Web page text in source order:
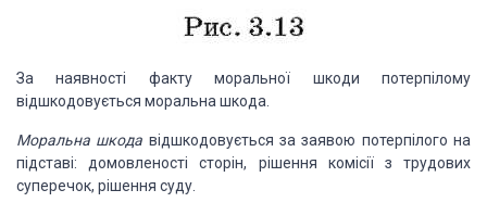
За наявності факту моральної шкоди потерпілому
відшкодовується моральна шкода.
Моральна шкода відшкодовується за заявою потерпілого на
підставі: домовленості сторін, рішення комісії з трудових
суперечок, рішення суду.